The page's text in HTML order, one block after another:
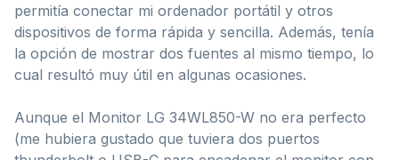
permitía conectar mi ordenador portátil y otros
dispositivos de forma rápida y sencilla. Además, tenía
la opción de mostrar dos fuentes al mismo tiempo, lo
cual resultó muy útil en algunas ocasiones.
Aunque el Monitor LG 34WL850-W no era perfecto
(me hubiera gustado que tuviera dos puertos